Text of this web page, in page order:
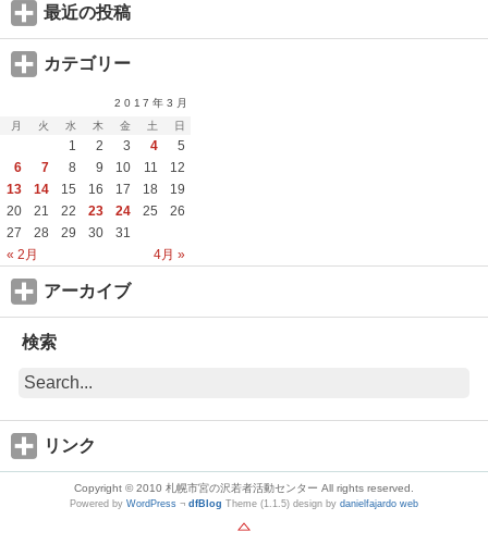
最近の投稿
カテゴリー
2017年3月
月
火 水 木 金 土 日
« 2月 4月 »
1 2 3 4
5
6
7 8 9 10 11
12
13
14 15 16 17 18
19
20
21 22 23 24 25
26
27
28 29 30 31
アーカイブ
検索
リンク
Copyright © 2010 札幌市宮の沢若者活動センター All rights reserved.
Powered by WordPress ¬ dfBlog Theme (1.1.5) design by danielfajardo web